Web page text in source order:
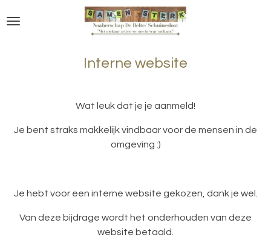
direct
Interne website
Wat leuk dat je je aanmeld!
Je bent straks makkelijk vindbaar voor de mensen in de
omgeving :)
Je hebt voor een interne website gekozen, dank je wel.
Van deze bijdrage wordt het onderhouden van deze
website betaald.